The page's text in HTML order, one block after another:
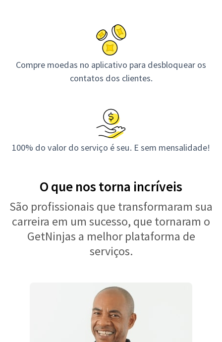
Compre moedas no aplicativo para desbloquear os
contatos dos clientes.
100% do valor do serviço é seu. E sem mensalidade!
O que nos torna incríveis
São profissionais que transformaram sua
carreira em um sucesso, que tornaram o
GetNinjas a melhor plataforma de
serviços.